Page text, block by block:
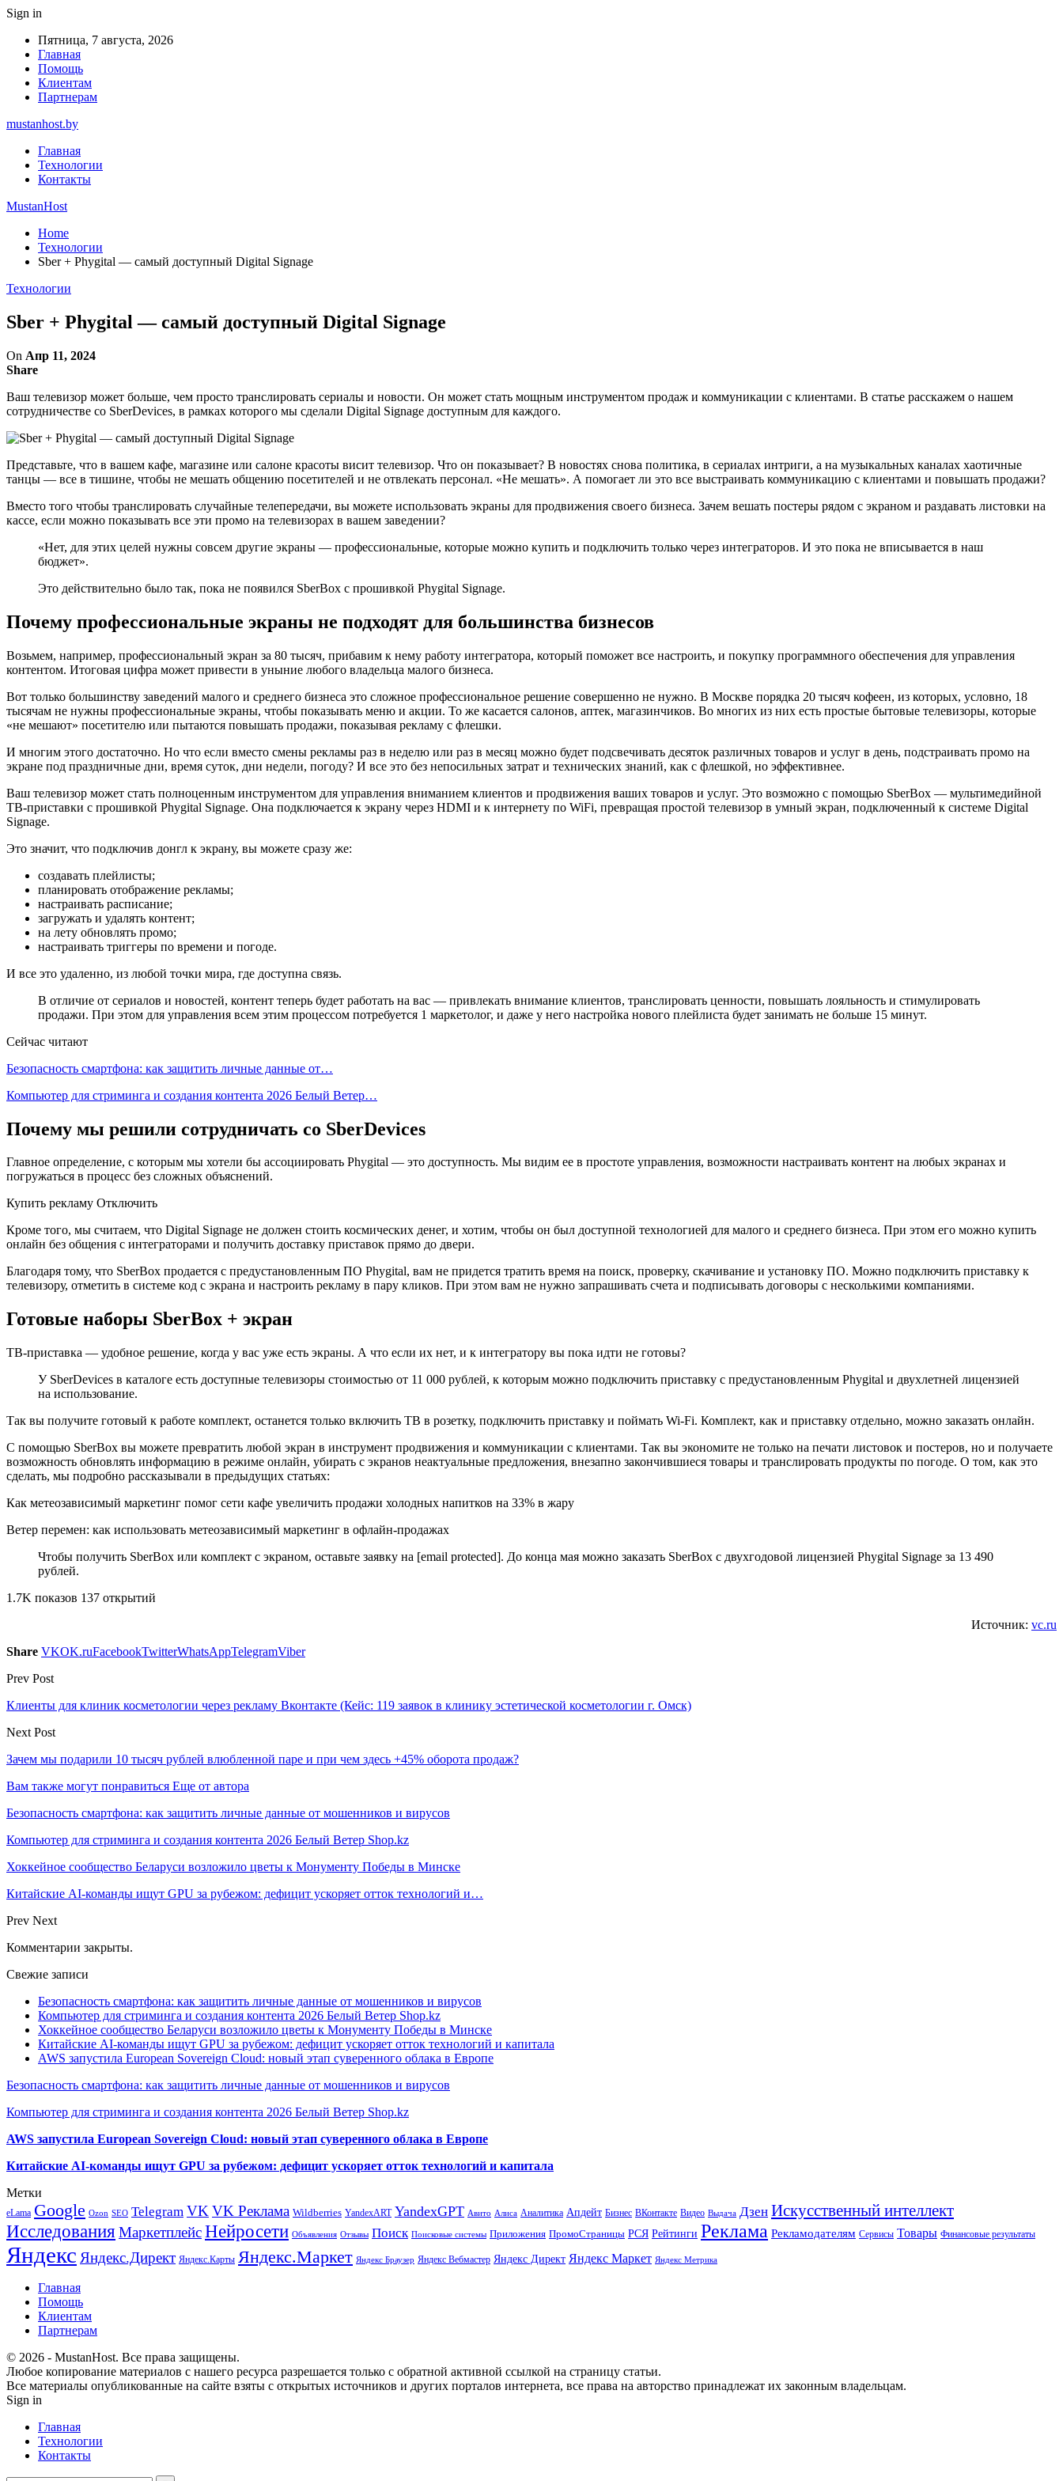
Sign in
Пятница, 7 августа, 2026
Главная
Помощь
Клиентам
Партнерам
mustanhost.by
Главная
Технологии
Контакты
MustanHost
Home
Технологии
Sber + Phygital — самый доступный Digital Signage
Технологии
Sber + Phygital — самый доступный Digital Signage
On Апр 11, 2024
Share
Ваш телевизор может больше, чем просто транслировать сериалы и новости. Он может стать мощным инструментом продаж и коммуникации с клиентами. В статье расскажем о нашем
сотрудничестве со SberDevices, в рамках которого мы сделали Digital Signage доступным для каждого.
Представьте, что в вашем кафе, магазине или салоне красоты висит телевизор. Что он показывает? В новостях снова политика, в сериалах интриги, а на музыкальных каналах хаотичные
танцы — все в тишине, чтобы не мешать общению посетителей и не отвлекать персонал. «Не мешать». А помогает ли это все выстраивать коммуникацию с клиентами и повышать продажи?
Вместо того чтобы транслировать случайные телепередачи, вы можете использовать экраны для продвижения своего бизнеса. Зачем вешать постеры рядом с экраном и раздавать листовки на
кассе, если можно показывать все эти промо на телевизорах в вашем заведении?
«Нет, для этих целей нужны совсем другие экраны — профессиональные, которые можно купить и подключить только через интеграторов. И это пока не вписывается в наш
бюджет».
Это действительно было так, пока не появился SberBox с прошивкой Phygital Signage.
Почему профессиональные экраны не подходят для большинства бизнесов
Возьмем, например, профессиональный экран за 80 тысяч, прибавим к нему работу интегратора, который поможет все настроить, и покупку программного обеспечения для управления
контентом. Итоговая цифра может привести в уныние любого владельца малого бизнеса.
Вот только большинству заведений малого и среднего бизнеса это сложное профессиональное решение совершенно не нужно. В Москве порядка 20 тысяч кофеен, из которых, условно, 18
тысячам не нужны профессиональные экраны, чтобы показывать меню и акции. То же касается салонов, аптек, магазинчиков. Во многих из них есть простые бытовые телевизоры, которые
«не мешают» посетителю или пытаются повышать продажи, показывая рекламу с флешки.
И многим этого достаточно. Но что если вместо смены рекламы раз в неделю или раз в месяц можно будет подсвечивать десяток различных товаров и услуг в день, подстраивать промо на
экране под праздничные дни, время суток, дни недели, погоду? И все это без непосильных затрат и технических знаний, как с флешкой, но эффективнее.
Ваш телевизор может стать полноценным инструментом для управления вниманием клиентов и продвижения ваших товаров и услуг. Это возможно с помощью SberBox — мультимедийной
ТВ-приставки с прошивкой Phygital Signage. Она подключается к экрану через HDMI и к интернету по WiFi, превращая простой телевизор в умный экран, подключенный к системе Digital
Signage.
Это значит, что подключив донгл к экрану, вы можете сразу же:
создавать плейлисты;
планировать отображение рекламы;
настраивать расписание;
загружать и удалять контент;
на лету обновлять промо;
настраивать триггеры по времени и погоде.
И все это удаленно, из любой точки мира, где доступна связь.
В отличие от сериалов и новостей, контент теперь будет работать на вас — привлекать внимание клиентов, транслировать ценности, повышать лояльность и стимулировать
продажи. При этом для управления всем этим процессом потребуется 1 маркетолог, и даже у него настройка нового плейлиста будет занимать не больше 15 минут.
Сейчас читают
Безопасность смартфона: как защитить личные данные от…
Компьютер для стриминга и создания контента 2026 Белый Ветер…
Почему мы решили сотрудничать со SberDevices
Главное определение, с которым мы хотели бы ассоциировать Phygital — это доступность. Мы видим ее в простоте управления, возможности настраивать контент на любых экранах и
погружаться в процесс без сложных объяснений.
Купить рекламу Отключить
Кроме того, мы считаем, что Digital Signage не должен стоить космических денег, и хотим, чтобы он был доступной технологией для малого и среднего бизнеса. При этом его можно купить
онлайн без общения с интеграторами и получить доставку приставок прямо до двери.
Благодаря тому, что SberBox продается с предустановленным ПО Phygital, вам не придется тратить время на поиск, проверку, скачивание и установку ПО. Можно подключить приставку к
телевизору, отметить в системе код с экрана и настроить рекламу в пару кликов. При этом вам не нужно запрашивать счета и подписывать договоры с несколькими компаниями.
Готовые наборы SberBox + экран
ТВ-приставка — удобное решение, когда у вас уже есть экраны. А что если их нет, и к интегратору вы пока идти не готовы?
У SberDevices в каталоге есть доступные телевизоры стоимостью от 11 000 рублей, к которым можно подключить приставку с предустановленным Phygital и двухлетней лицензией
на использование.
Так вы получите готовый к работе комплект, останется только включить ТВ в розетку, подключить приставку и поймать Wi-Fi. Комплект, как и приставку отдельно, можно заказать онлайн.
С помощью SberBox вы можете превратить любой экран в инструмент продвижения и коммуникации с клиентами. Так вы экономите не только на печати листовок и постеров, но и получаете
возможность обновлять информацию в режиме онлайн, убирать с экранов неактуальные предложения, внезапно закончившиеся товары и транслировать продукты по погоде. О том, как это
сделать, мы подробно рассказывали в предыдущих статьях:
Как метеозависимый маркетинг помог сети кафе увеличить продажи холодных напитков на 33% в жару
Ветер перемен: как использовать метеозависимый маркетинг в офлайн-продажах
Чтобы получить SberBox или комплект с экраном, оставьте заявку на [email protected]. До конца мая можно заказать SberBox с двухгодовой лицензией Phygital Signage за 13 490
рублей.
1.7K показов 137 открытий
Источник: vc.ru
Share VKOK.ruFacebookTwitterWhatsAppTelegramViber
Prev Post
Клиенты для клиник косметологии через рекламу Вконтакте (Кейс: 119 заявок в клинику эстетической косметологии г. Омск)
Next Post
Зачем мы подарили 10 тысяч рублей влюбленной паре и при чем здесь +45% оборота продаж?
Вам также могут понравиться Еще от автора
Безопасность смартфона: как защитить личные данные от мошенников и вирусов
Компьютер для стриминга и создания контента 2026 Белый Ветер Shop.kz
Хоккейное сообщество Беларуси возложило цветы к Монументу Победы в Минске
Китайские AI-команды ищут GPU за рубежом: дефицит ускоряет отток технологий и…
Prev Next
Комментарии закрыты.
Свежие записи
Безопасность смартфона: как защитить личные данные от мошенников и вирусов
Компьютер для стриминга и создания контента 2026 Белый Ветер Shop.kz
Хоккейное сообщество Беларуси возложило цветы к Монументу Победы в Минске
Китайские AI-команды ищут GPU за рубежом: дефицит ускоряет отток технологий и капитала
AWS запустила European Sovereign Cloud: новый этап суверенного облака в Европе
Безопасность смартфона: как защитить личные данные от мошенников и вирусов
Компьютер для стриминга и создания контента 2026 Белый Ветер Shop.kz
AWS запустила European Sovereign Cloud: новый этап суверенного облака в Европе
Китайские AI-команды ищут GPU за рубежом: дефицит ускоряет отток технологий и капитала
Метки
eLama Google Ozon SEO Telegram VKVK Реклама Wildberries YandexART YandexGPT Авито Алиса Аналитика Апдейт Бизнес ВКонтакте Видео Выдача Дзен Искусственный интеллект
Исследования МаркетплейсНейросети Объявления Отзывы Поиск Поисковые системы Приложения ПромоСтраницы РСЯ Рейтинги Реклама Рекламодателям Сервисы Товары Финансовые результаты
Яндекс Яндекс.Директ Яндекс.Карты Яндекс.Маркет Яндекс Браузер Яндекс Вебмастер Яндекс Директ Яндекс Маркет Яндекс Метрика
Главная
Помощь
Клиентам
Партнерам
© 2026 - MustanHost. Все права защищены.
Любое копирование материалов с нашего ресурса разрешается только с обратной активной ссылкой на страницу статьи.
Все материалы опубликованные на сайте взяты с открытых источников и других порталов интернета, все права на авторство принадлежат их законным владельцам.
Sign in
Главная
Технологии
Контакты